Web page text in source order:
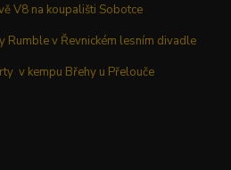
V8 na koupališti Sobotce
Rumble v Řevnickém lesním divadle
v kempu Břehy u Přelouče